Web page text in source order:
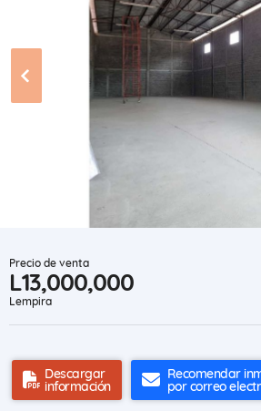
Precio de venta
L13,000,000
Lempira
Descargar
información
Recomendar
por correo